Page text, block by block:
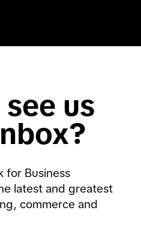
us
for Business
latest and greatest
commerce and